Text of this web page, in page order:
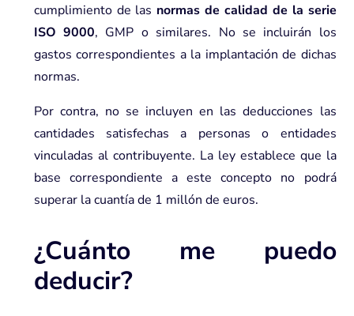
cumplimiento de las normas de calidad de la serie
ISO 9000, GMP o similares. No se incluirán los
gastos correspondientes a la implantación de dichas
normas.
Por contra, no se incluyen en las deducciones las
cantidades satisfechas a personas o entidades
vinculadas al contribuyente. La ley establece que la
base correspondiente a este concepto no podrá
superar la cuantía de 1 millón de euros.
¿Cuánto me puedo
deducir?